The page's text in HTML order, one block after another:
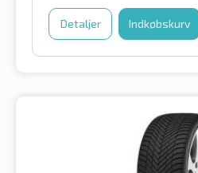
Detaljer Indkøbskurv